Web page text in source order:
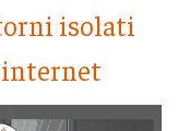
isolati
internet